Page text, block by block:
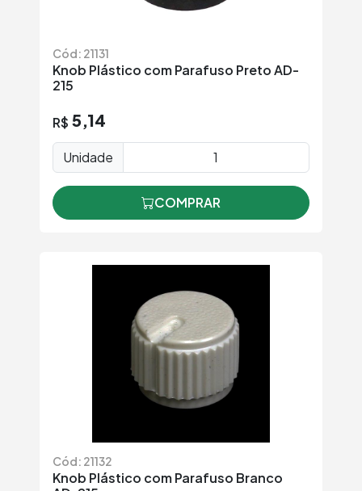
Cód: 21131
Knob Plástico com Parafuso Preto AD-
215
R$ 5,14
Unidade
COMPRAR
Cód: 21132
Knob Plástico com Parafuso Branco